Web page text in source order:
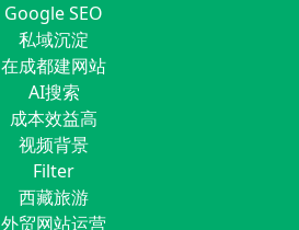
Google SEO
私域沉淀
在成都建网站
AI搜索
成本效益高
视频背景
Filter
西藏旅游
外贸网站运营